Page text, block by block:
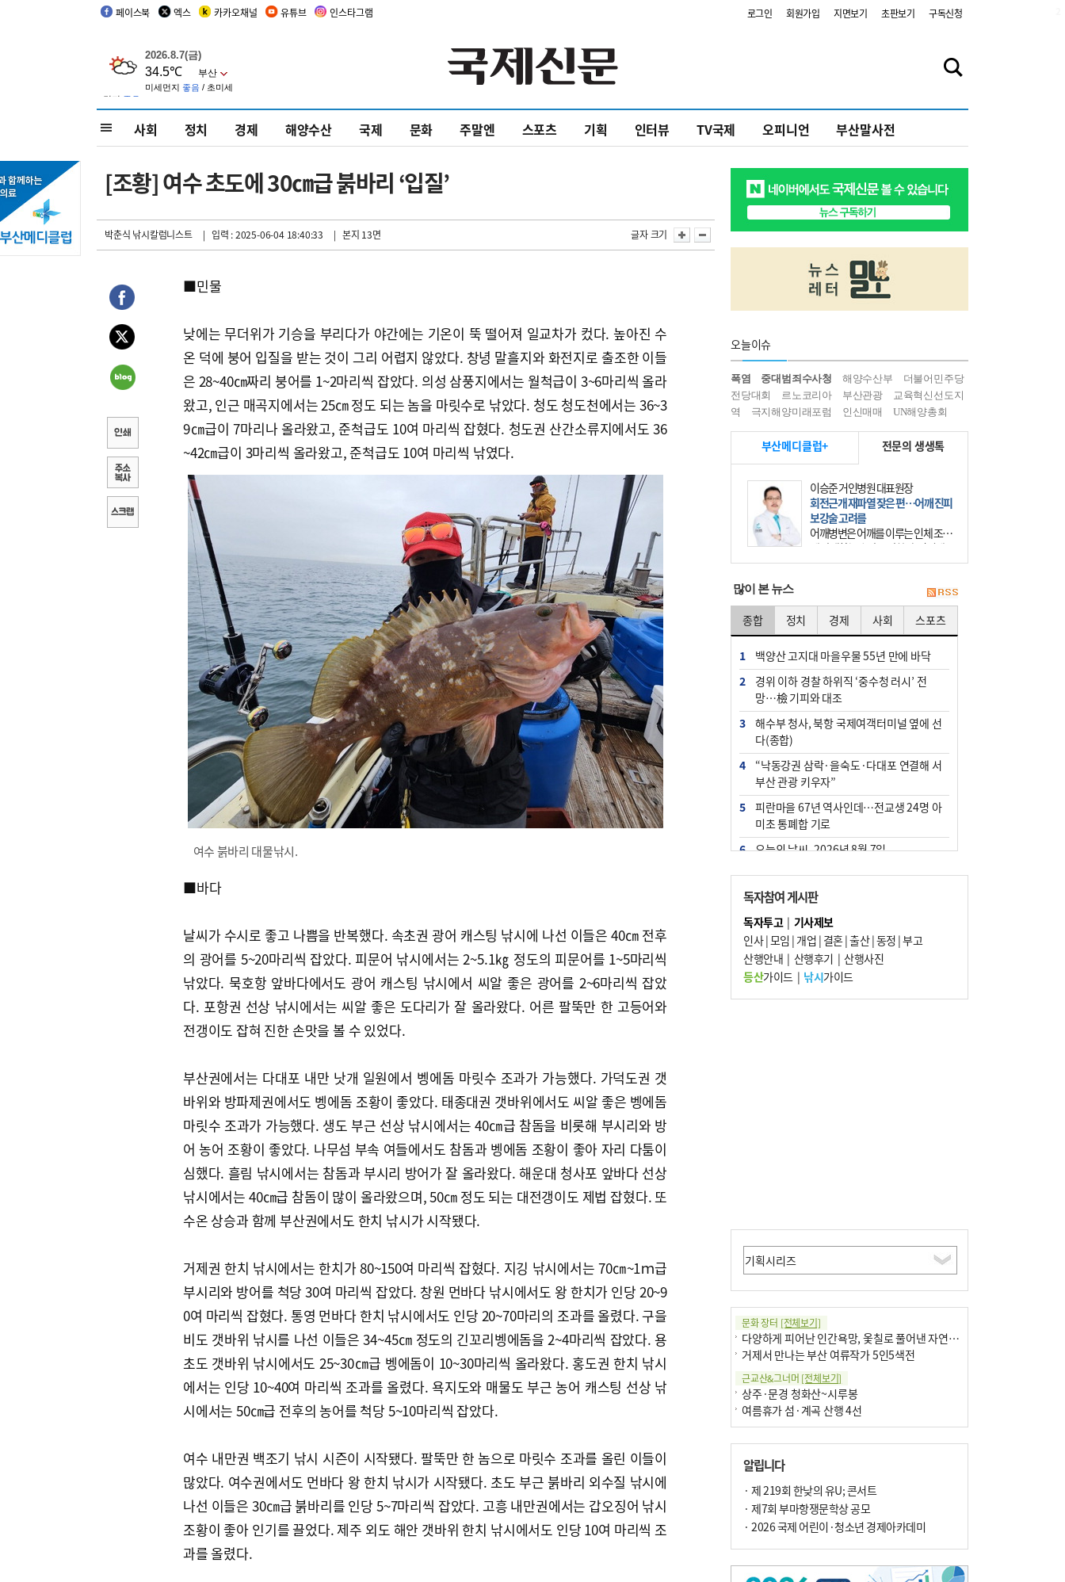
페이스북 엑스 카카오채널 유튜브 인스타그램 로그인 회원가입 지면보기 초판보기 구독신청
사회 정치 경제 해양수산 국제 문화 주말엔 스포츠 기획 인터뷰 TV국제 오피니언 부산말사전
[조황] 여수 초도에 30㎝급 붉바리 ‘입질’
박춘식 낚시칼럼니스트 | 입력 : 2025-06-04 18:40:33 | 본지 13면 글자 크기
■민물
낮에는 무더위가 기승을 부리다가 야간에는 기온이 뚝 떨어져 일교차가 컸다. 높아진 수
온 덕에 붕어 입질을 받는 것이 그리 어렵지 않았다. 창녕 말흘지와 화전지로 출조한 이들
은 28~40㎝짜리 붕어를 1~2마리씩 잡았다. 의성 삼풍지에서는 월척급이 3~6마리씩 올라
왔고, 인근 매곡지에서는 25㎝ 정도 되는 놈을 마릿수로 낚았다. 청도 청도천에서는 36~3
9㎝급이 7마리나 올라왔고, 준척급도 10여 마리씩 잡혔다. 청도권 산간소류지에서도 36
~42㎝급이 3마리씩 올라왔고, 준척급도 10여 마리씩 낚였다.
여수 붉바리 대물낚시.
■바다
날씨가 수시로 좋고 나쁨을 반복했다. 속초권 광어 캐스팅 낚시에 나선 이들은 40㎝ 전후
의 광어를 5~20마리씩 잡았다. 피문어 낚시에서는 2~5.1㎏ 정도의 피문어를 1~5마리씩
낚았다. 묵호항 앞바다에서도 광어 캐스팅 낚시에서 씨알 좋은 광어를 2~6마리씩 잡았
다. 포항권 선상 낚시에서는 씨알 좋은 도다리가 잘 올라왔다. 어른 팔뚝만 한 고등어와
전갱이도 잡혀 진한 손맛을 볼 수 있었다.
부산권에서는 다대포 내만 낫개 일원에서 벵에돔 마릿수 조과가 가능했다. 가덕도권 갯
바위와 방파제권에서도 벵에돔 조황이 좋았다. 태종대권 갯바위에서도 씨알 좋은 벵에돔
마릿수 조과가 가능했다. 생도 부근 선상 낚시에서는 40㎝급 참돔을 비롯해 부시리와 방
어 농어 조황이 좋았다. 나무섬 부속 여들에서도 참돔과 벵에돔 조황이 좋아 자리 다툼이
심했다. 흘림 낚시에서는 참돔과 부시리 방어가 잘 올라왔다. 해운대 청사포 앞바다 선상
낚시에서는 40㎝급 참돔이 많이 올라왔으며, 50㎝ 정도 되는 대전갱이도 제법 잡혔다. 또
수온 상승과 함께 부산권에서도 한치 낚시가 시작됐다.
거제권 한치 낚시에서는 한치가 80~150여 마리씩 잡혔다. 지깅 낚시에서는 70㎝~1ｍ급
부시리와 방어를 척당 30여 마리씩 잡았다. 창원 먼바다 낚시에서도 왕 한치가 인당 20~9
0여 마리씩 잡혔다. 통영 먼바다 한치 낚시에서도 인당 20~70마리의 조과를 올렸다. 구을
비도 갯바위 낚시를 나선 이들은 34~45㎝ 정도의 긴꼬리벵에돔을 2~4마리씩 잡았다. 용
초도 갯바위 낚시에서도 25~30㎝급 벵에돔이 10~30마리씩 올라왔다. 홍도권 한치 낚시
에서는 인당 10~40여 마리씩 조과를 올렸다. 욕지도와 매물도 부근 농어 캐스팅 선상 낚
시에서는 50㎝급 전후의 농어를 척당 5~10마리씩 잡았다.
여수 내만권 백조기 낚시 시즌이 시작됐다. 팔뚝만 한 놈으로 마릿수 조과를 올린 이들이
많았다. 여수권에서도 먼바다 왕 한치 낚시가 시작됐다. 초도 부근 붉바리 외수질 낚시에
나선 이들은 30㎝급 붉바리를 인당 5~7마리씩 잡았다. 고흥 내만권에서는 갑오징어 낚시
조황이 좋아 인기를 끌었다. 제주 외도 해안 갯바위 한치 낚시에서도 인당 10여 마리씩 조
과를 올렸다.
오늘이슈
폭염 중대범죄수사청 해양수산부
더불어민주당
전당대회
르노코리아 부산관광
교육혁신선도지
역
극지해양미래포럼 인신매매 UN해양총회
부산메디클럽+ 전문의 생생톡
이승준 거인병원 대표원장
회전근개 재파열 잦은 편…어깨 진피
보강술 고려를
어깨병변은 어깨를 이루는 인체 조직
에 발생하는 손상을 말한다. 여기에
는 오십견과 회전근개 증후군, 어깨
많이 본 뉴스
종합 정치 경제 사회 스포츠
1
백양산 고지대 마을우물 55년 만에 바닥
2
경위 이하 경찰 하위직 ‘중수청 러시’ 전
망…檢 기피와 대조
3
해수부 청사, 북항 국제여객터미널 옆에 선
다(종합)
4
“낙동강권 삼락·을숙도·다대포 연결해 서
부산 관광 키우자”
5
피란마을 67년 역사인데…전교생 24명 아
미초 통폐합 기로
6
오늘의 날씨- 2026년 8월 7일
7
부울경 주말부터 비소식…‘극한 폭염’ 한풀
꺾일 듯
8
[사설] 해수부 신청사 북항으로 확정, 해양
수도 도약의 전환점
9
외국인 선원 ‘인신매매 경유지’ 된 부산…
우려가 현실로
10 르노 못 타는 부산시장…관용차 규정에 막
독자참여 게시판
독자투고| 기사제보
인사|모임 | 개업 | 결혼|출산|동정 |부고
산행안내 | 산행후기 | 산행사진
등산가이드| 낚시가이드
문화 장터 [전체보기]
다양하게 피어난 인간욕망, 옻칠로 풀어낸 자연의 이치
거제서 만나는 부산 여류작가 5인5색전
근교산&그너머 [전체보기]
상주·문경 청화산~시루봉
여름휴가 섬·계곡 산행 4선
알립니다
· 제 219회 한낮의 유U; 콘서트
· 제7회 부마항쟁문학상 공모
· 2026 국제 어린이·청소년 경제아카데미